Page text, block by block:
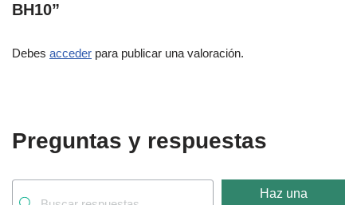
BH10”
Debes acceder para publicar una valoración.
Preguntas y respuestas
Haz una